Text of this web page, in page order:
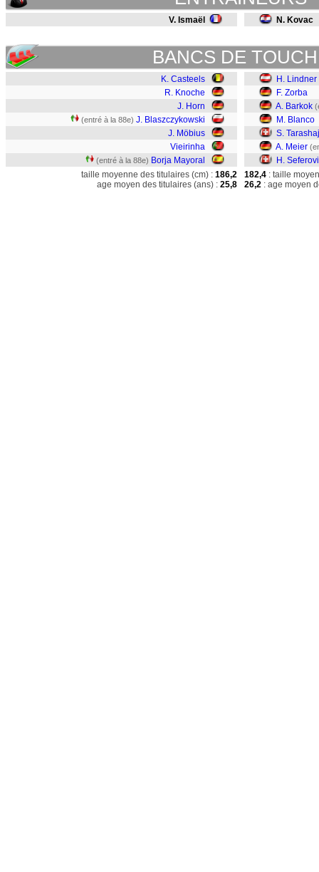
V. Ismaël N. Kovac
BANCS DE
K. Casteels
R. Knoche
J. Horn
(entré à la 88e) J. Blaszczykowski
J. Möbius
Vieirinha
(entré à la 88e) Borja Mayoral
H. Lindner
F. Zorba
A. Barkok
M. Blanco
S. Tarashaj
A. Meier
H.
taille moyenne des titulaires (cm) : 186,2
age moyen des titulaires (ans) : 25,8
182,4 : taille
26,2 : age moyen